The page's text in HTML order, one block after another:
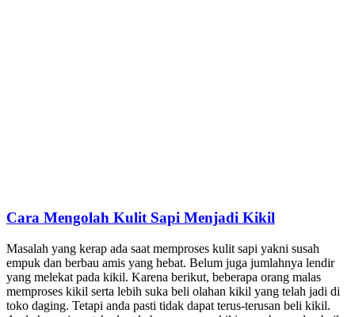
Cara Mengolah Kulit Sapi Menjadi Kikil
Masalah yang kerap ada saat memproses kulit sapi yakni susah
empuk dan berbau amis yang hebat. Belum juga jumlahnya lendir
yang melekat pada kikil. Karena berikut, beberapa orang malas
memproses kikil serta lebih suka beli olahan kikil yang telah jadi di
toko daging. Tetapi anda pasti tidak dapat terus-terusan beli kikil.